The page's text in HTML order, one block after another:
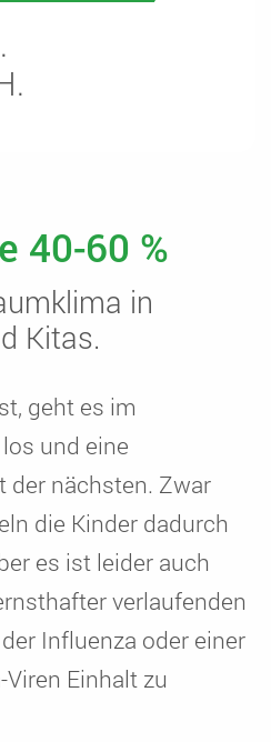
40-60 %
in
Kitas.
geht es im
und eine
der nächsten. Zwar
die Kinder dadurch
es ist leider auch
verlaufenden
Influenza oder einer
Einhalt zu